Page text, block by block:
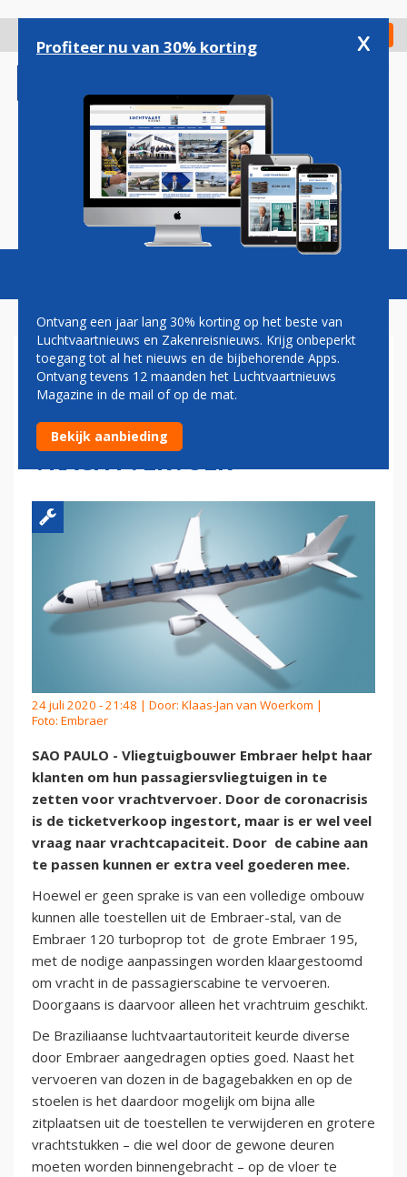
gaan
Check in
Magazine Podcasts Vacatures
EMBRAER HELPT
PASSAGIERSKISTEN OM TE
BOUWEN VOOR
VRACHTVERVOER
24 juli 2020 - 21:48 | Door: Klaas-Jan van Woerkom |
Foto: Embraer
SAO PAULO - Vliegtuigbouwer Embraer helpt haar
klanten om hun passagiersvliegtuigen in te
zetten voor vrachtvervoer. Door de coronacrisis
is de ticketverkoop ingestort, maar is er wel veel
vraag naar vrachtcapaciteit. Door de cabine aan
te passen kunnen er extra veel goederen mee.
Hoewel er geen sprake is van een volledige ombouw
kunnen alle toestellen uit de Embraer-stal, van de
Embraer 120 turboprop tot de grote Embraer 195,
met de nodige aanpassingen worden klaargestoomd
om vracht in de passagierscabine te vervoeren.
Doorgaans is daarvoor alleen het vrachtruim geschikt.
De Braziliaanse luchtvaartautoriteit keurde diverse
door Embraer aangedragen opties goed. Naast het
vervoeren van dozen in de bagagebakken en op de
stoelen is het daardoor mogelijk om bijna alle
zitplaatsen uit de toestellen te verwijderen en grotere
vrachtstukken – die wel door de gewone deuren
moeten worden binnengebracht – op de vloer te
Profiteer nu van 30% korting x
Ontvang een jaar lang 30% korting op het beste van
Luchtvaartnieuws en Zakenreisnieuws. Krijg onbeperkt
toegang tot al het nieuws en de bijbehorende Apps.
Ontvang tevens 12 maanden het Luchtvaartnieuws
Magazine in de mail of op de mat.
Bekijk aanbieding